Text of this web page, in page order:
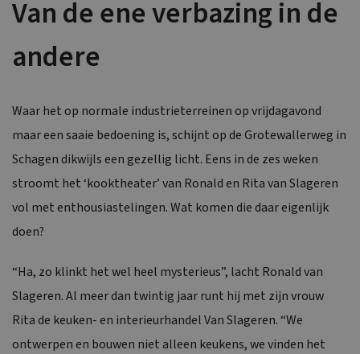
Van de ene verbazing in de
andere
Waar het op normale industrieterreinen op vrijdagavond
maar een saaie bedoening is, schijnt op de Grotewallerweg in
Schagen dikwijls een gezellig licht. Eens in de zes weken
stroomt het ‘kooktheater’ van Ronald en Rita van Slageren
vol met enthousiastelingen. Wat komen die daar eigenlijk
doen?
“Ha, zo klinkt het wel heel mysterieus”, lacht Ronald van
Slageren. Al meer dan twintig jaar runt hij met zijn vrouw
Rita de keuken- en interieurhandel Van Slageren. “We
ontwerpen en bouwen niet alleen keukens, we vinden het